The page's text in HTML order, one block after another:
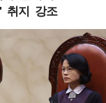
취지 강조